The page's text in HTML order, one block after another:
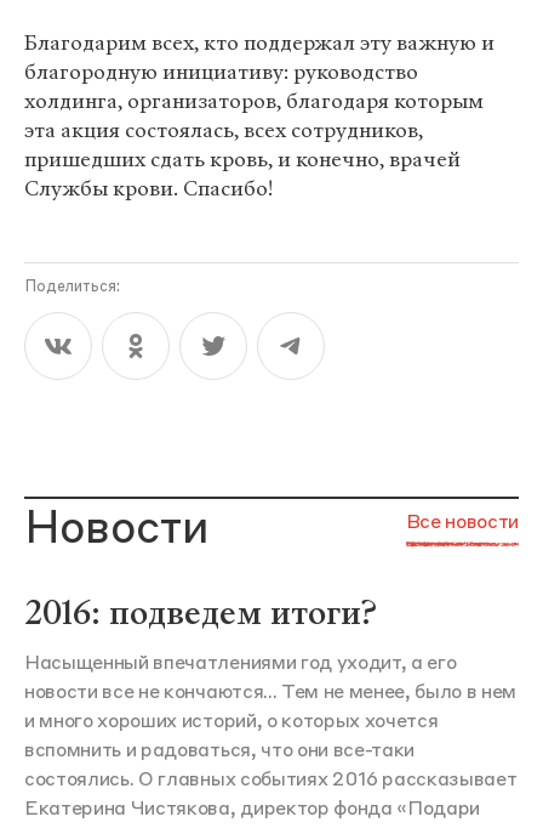
Благодарим всех, кто поддержал эту важную и
благородную инициативу: руководство
холдинга, организаторов, благодаря которым
эта акция состоялась, всех сотрудников,
пришедших сдать кровь, и конечно, врачей
Службы крови. Спасибо!
Поделиться:
Новости Все новости
2016: подведем итоги?
Насыщенный впечатлениями год уходит, а его
новости все не кончаются... Тем не менее, было в нем
и много хороших историй, о которых хочется
вспомнить и радоваться, что они все-таки
состоялись. О главных событиях 2016 рассказывает
Екатерина Чистякова, директор фонда «Подари